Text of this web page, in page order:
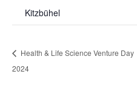
Kitzbühel
Health & Life Science Venture Day
2024